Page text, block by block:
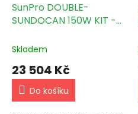
SunPro DOUBLE-
SUNDOCAN 150W KIT -
Skladem
23 504 Kč
Do košíku